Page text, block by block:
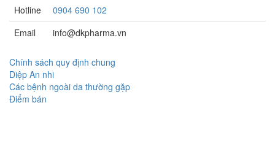
Hotline
0904 690 102
Email
info@dkpharma.vn
Chính sách quy định chung
Diệp An nhi
Các bệnh ngoài da thường gặp
Điểm bán